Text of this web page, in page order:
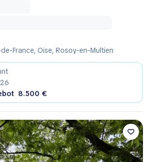
France, Oise, Rosoy-en-Multien
8.500 €